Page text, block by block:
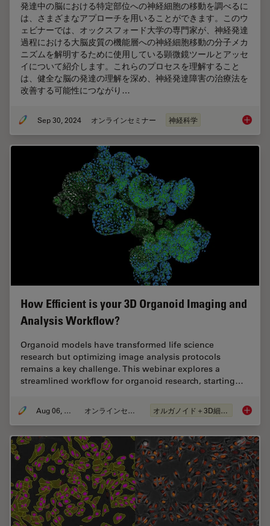
発達中の脳における特定部位への神経細胞の移動を調べるに
は、さまざまなアプローチを用いることができます。このウ
ェビナーでは、オックスフォード大学の専門家が、神経発達
過程における大脳皮質の機能層への神経細胞移動の分子メカ
ニズムを解明するために使用している顕微鏡ツールとアッセ
イについて紹介します。これらのプロセスを理解すること
は、健全な脳の発達の理解を深め、神経発達障害の治療法を
改善する可能性につながり…
Sep 30, 2024 オンラインセミナー 神経科学 神経細
How Efficient is your 3D Organoid Imaging and
Analysis Workflow?
Organoid models have transformed life science
research but optimizing image analysis protocols
remains a key challenge. This webinar explores a
streamlined workflow for organoid research, starting…
Aug 06, 2024 オンラインセミナー オルガノイド＋3D細胞培養 How